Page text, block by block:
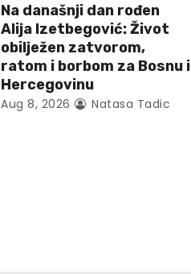
Na današnji dan rođen
Alija Izetbegović: Život
obilježen zatvorom,
ratom i borbom za Bosnu i
Hercegovinu
Aug 8, 2026 Natasa Tadic